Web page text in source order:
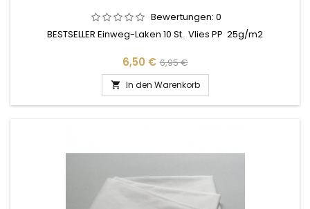
Bewertungen: 0
BESTSELLER Einweg-Laken 10 St. Vlies PP 25g/m2
Preis
6,50 € Verkaufspreis
6,95 €
 In den Warenkorb